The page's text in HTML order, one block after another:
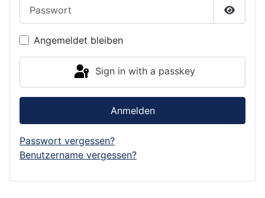
Show
Angemeldet bleiben
Sign in with a passkey
Anmelden
Passwort vergessen?
Benutzername vergessen?